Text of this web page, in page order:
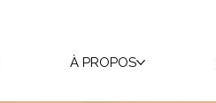
À PROPOS